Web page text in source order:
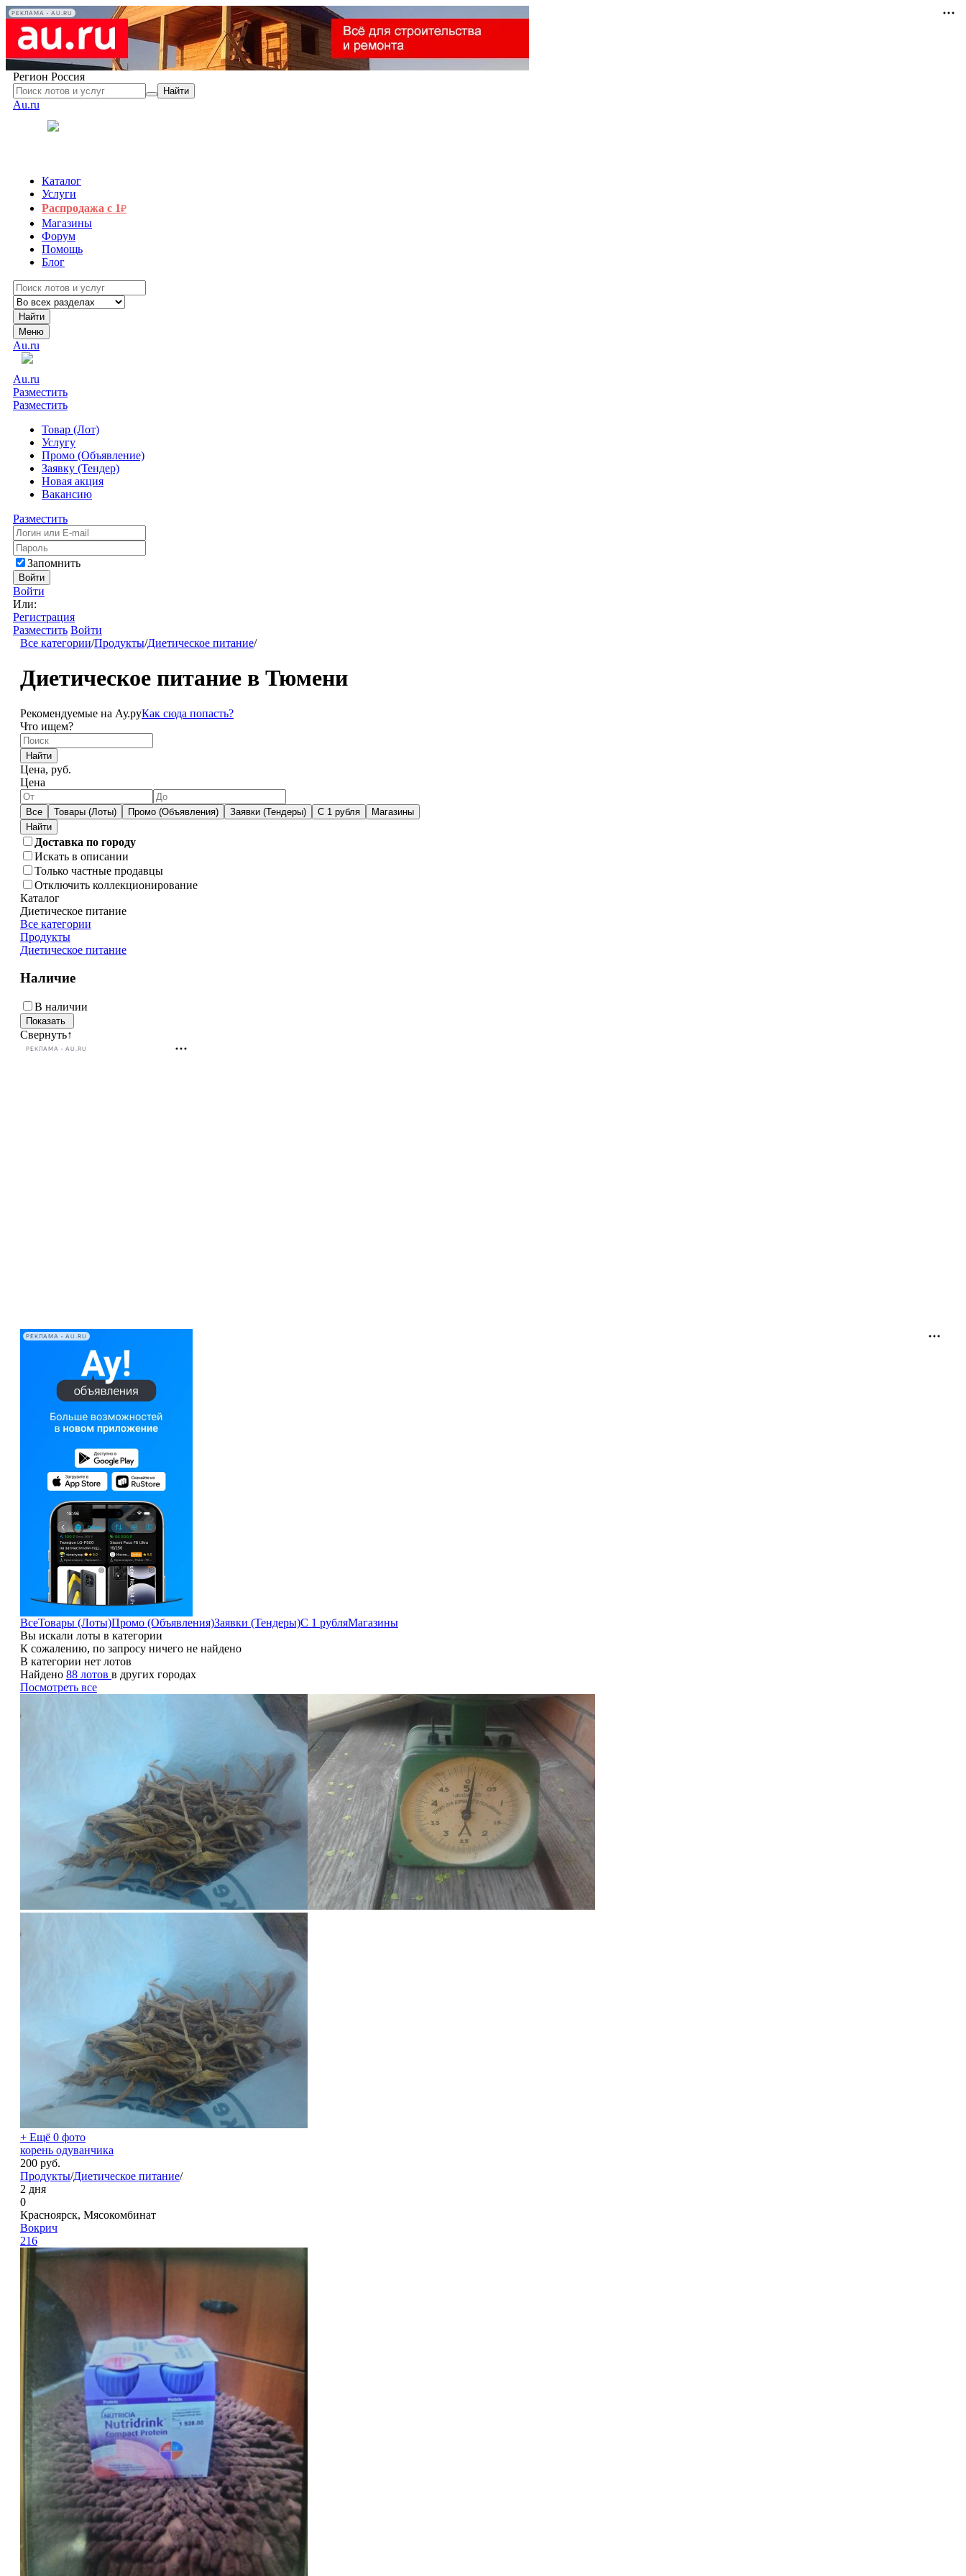
РЕКЛАМА • AU.RU
Регион Россия
Найти
Au.ru
Каталог
Услуги
Распродажа с 1₽
Магазины
Форум
Помощь
Блог
Найти
Меню
Au.ru
Au.ru
Разместить
Разместить
Товар (Лот)
Услугу
Промо (Объявление)
Заявку (Тендер)
Новая акция
Вакансию
Разместить
Запомнить
Войти
Войти
Или:
Регистрация
Разместить Войти
Все категории/Продукты/Диетическое питание/
Диетическое питание в Тюмени
Рекомендуемые на Ау.руКак сюда попасть?
Что ищем?
Найти
Цена, руб.
Цена
Все Товары (Лоты) Промо (Объявления) Заявки (Тендеры) С 1 рубля Магазины
Доставка по городу
Искать в описании
Только частные продавцы
Отключить коллекционирование
Каталог
Диетическое питание
Все категории
Продукты
Диетическое питание
Наличие
В наличии
Свернуть↑
РЕКЛАМА • AU.RU
РЕКЛАМА • AU.RU
ВсеТовары (Лоты)Промо (Объявления)Заявки (Тендеры)С 1 рубляМагазины
Вы искали лоты в категории
К сожалению, по запросу ничего не найдено
В категории нет лотов
Найдено 88 лотов в других городах
Посмотреть все
+ Ещё 0 фото
корень одуванчика
200 руб.
Продукты/Диетическое питание/
2 дня
0
Красноярск, Мясокомбинат
Вокрич
216